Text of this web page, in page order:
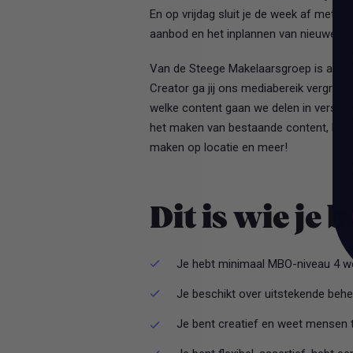
En op vrijdag sluit je de week af met
aanbod en het inplannen van nieuwe
Van de Steege Makelaarsgroep is
Creator ga jij ons mediabereik
welke content gaan we delen in
het maken van bestaande content,
maken op locatie en meer!
Dit is wie je
Je hebt minimaal MBO-niveau 4
Je beschikt over uitstekende
Je bent creatief en weet mensen